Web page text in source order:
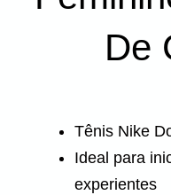
De
Tênis Nike
Ideal para
experientes